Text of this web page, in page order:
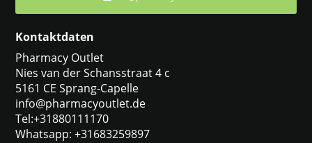
Kontaktdaten
Pharmacy Outlet
Nies van der Schansstraat 4 c
5161 CE Sprang-Capelle
info@pharmacyoutlet.de
Tel:+31880111170
Whatsapp: +31683259897